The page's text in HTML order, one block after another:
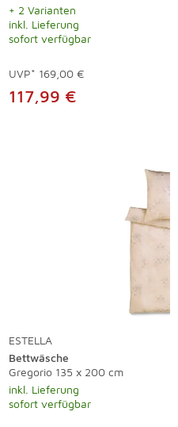
+ 2 Varianten
inkl. Lieferung
sofort verfügbar
UVP* 169,00 €
117,99 €
ESTELLA
Bettwäsche
Gregorio 135 x 200 cm
inkl. Lieferung
sofort verfügbar